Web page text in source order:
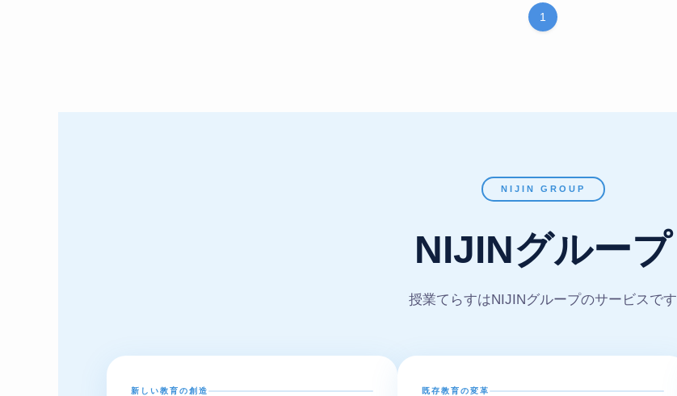
1
NIJIN GROUP
NIJINグループ
授業てらすはNIJINグループのサービスです
新しい教育の創造 既存教育の変革